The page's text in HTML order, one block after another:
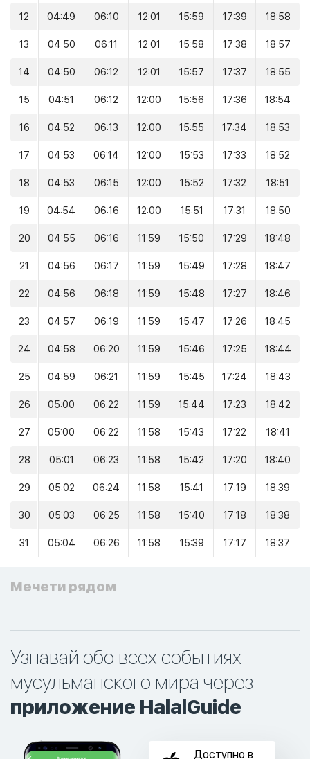
12 04:49 06:10 12:01 15:59 17:39 18:58
13 04:50 06:11 12:01 15:58 17:38 18:57
14 04:50 06:12 12:01 15:57 17:37 18:55
15 04:51 06:12 12:00 15:56 17:36 18:54
16 04:52 06:13 12:00 15:55 17:34 18:53
17 04:53 06:14 12:00 15:53 17:33 18:52
18 04:53 06:15 12:00 15:52 17:32 18:51
19 04:54 06:16 12:00 15:51 17:31 18:50
20 04:55 06:16 11:59 15:50 17:29 18:48
21 04:56 06:17 11:59 15:49 17:28 18:47
22 04:56 06:18 11:59 15:48 17:27 18:46
23 04:57 06:19 11:59 15:47 17:26 18:45
24 04:58 06:20 11:59 15:46 17:25 18:44
25 04:59 06:21 11:59 15:45 17:24 18:43
26 05:00 06:22 11:59 15:44 17:23 18:42
27 05:00 06:22 11:58 15:43 17:22 18:41
28 05:01 06:23 11:58 15:42 17:20 18:40
29 05:02 06:24 11:58 15:41 17:19 18:39
30 05:03 06:25 11:58 15:40 17:18 18:38
31 05:04 06:26 11:58 15:39 17:17 18:37
Мечети рядом
Узнавай обо всех событиях
мусульманского мира через
приложение HalalGuide
Доступно в